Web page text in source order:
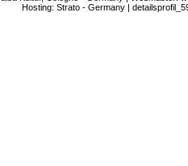
Hosting: Strato - Germany |